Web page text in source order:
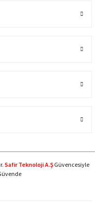
Safir Teknoloji A.Ş Güvencesiyle